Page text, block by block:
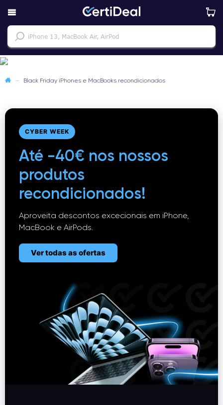
— Black Friday iPhones e MacBooks recondicionados
CYBER WEEK
Até -40€ nos nossos
produtos
recondicionados!
Aproveita descontos excecionais em iPhone,
MacBook e AirPods.
Ver todas as ofertas